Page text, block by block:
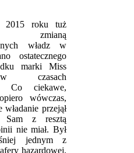
2015 roku tuż
władz w
ostatecznego
marki Miss
czasach
Co ciekawe,
wówczas,
przejął
Sam z resztą
nie miał. Był
jednym z
hazardowej.